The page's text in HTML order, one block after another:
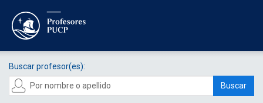
Buscar profesor(es):
Buscar